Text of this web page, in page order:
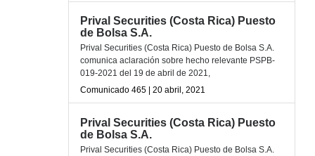
Prival Securities (Costa Rica) Puesto
de Bolsa S.A.
Prival Securities (Costa Rica) Puesto de Bolsa S.A.
comunica aclaración sobre hecho relevante PSPB-
019-2021 del 19 de abril de 2021,
Comunicado 465 | 20 abril, 2021
Prival Securities (Costa Rica) Puesto
de Bolsa S.A.
Prival Securities (Costa Rica) Puesto de Bolsa S.A.